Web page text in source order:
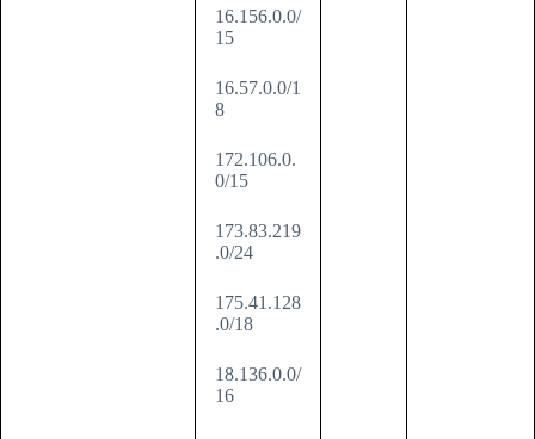
16.156.0.0/
15
16.57.0.0/1
8
172.106.0.
0/15
173.83.219
.0/24
175.41.128
.0/18
18.136.0.0/
16